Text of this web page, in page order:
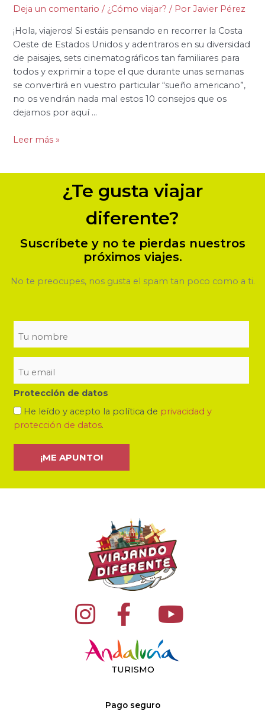
Deja un comentario / ¿Cómo viajar? / PorJavier Pérez
¡Hola, viajeros! Si estáis pensando en recorrer la Costa
Oeste de Estados Unidos y adentraros en su diversidad
de paisajes, sets cinematográficos tan familiares para
todos y exprimir a tope el que durante unas semanas
se convertirá en vuestro particular “sueño americano”,
no os vendrán nada mal estos 10 consejos que os
dejamos por aquí …
Leer más »
¿Te gusta viajar
diferente?
Suscríbete y no te pierdas nuestros
próximos viajes.
No te preocupes, nos gusta el spam tan poco como a ti.
Protección de datos
He leído y acepto la política de privacidad y
protección de datos.
TURISMO
Pago seguro